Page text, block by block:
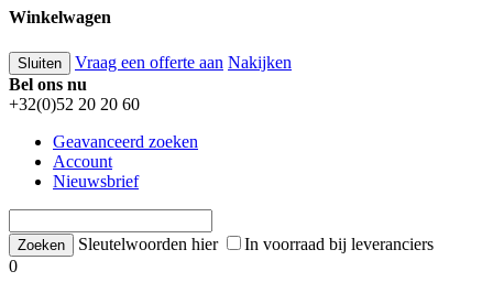
Winkelwagen
Sluiten Vraag een offerte aan Nakijken
Bel ons nu
+32(0)52 20 20 60
Geavanceerd zoeken
Account
Nieuwsbrief
Sleutelwoorden hier
In voorraad bij leveranciers
0